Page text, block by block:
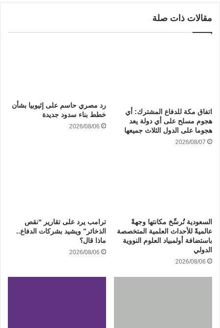
مقالات ذات صلة
‏اتفاق مكة للدفاع المشترك: أي
هجوم مسلح على أي دولة يعد
هجوما على الدول الثلاث جميعها
2026/08/07
رد مصري حاسم على إثيوبيا بشأن
خطط بناء سدود جديدة
2026/08/06
السعودية تُرسِّخ مكانتها وجهةً
عالميةً للأحداث العلمية المتخصصة
باستضافة أولمبياد العلوم النووية
الدولي
2026/08/06
ترامب يرد على تقارير “نقص
الذخائر” ويشيد بشركات الدفاع..
ماذا قال؟
2026/08/06